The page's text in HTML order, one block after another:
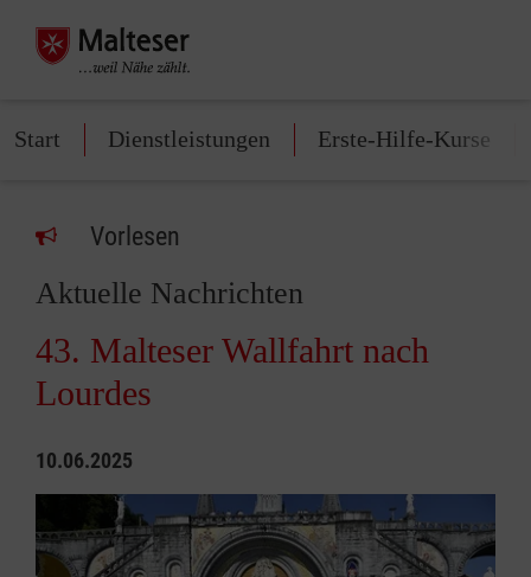
Start Dienstleistungen Erste-Hilfe-Kurse
Vorlesen
Aktuelle Nachrichten
43. Malteser Wallfahrt nach
Lourdes
10.06.2025